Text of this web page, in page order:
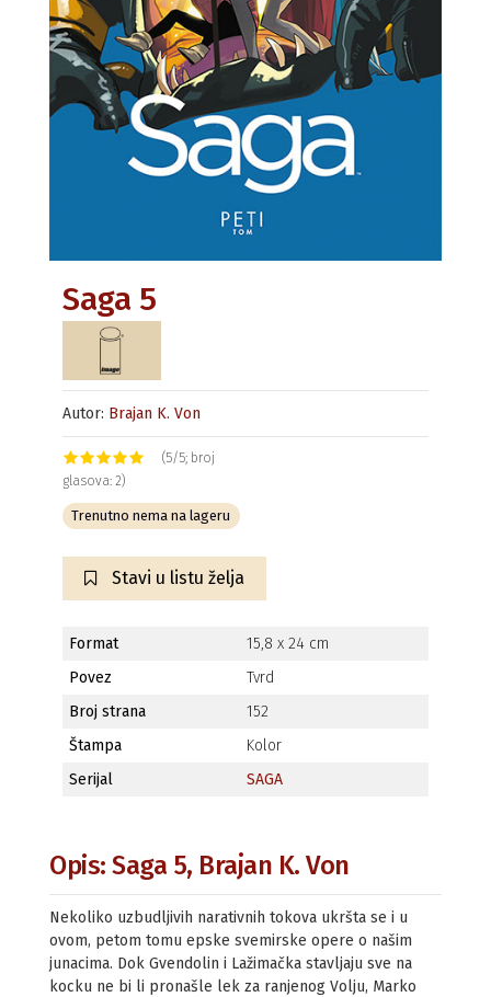
Saga 5
Autor: Brajan K. Von
(5/5; broj
glasova: 2)
Trenutno nema na lageru
Stavi u listu želja
Format
15,8 x 24 cm
Povez
Tvrd
Broj strana
152
Štampa
Kolor
Serijal
SAGA
Opis: Saga 5, Brajan K. Von
Nekoliko uzbudljivih narativnih tokova ukršta se i u
ovom, petom tomu epske svemirske opere o našim
junacima. Dok Gvendolin i Lažimačka stavljaju sve na
kocku ne bi li pronašle lek za ranjenog Volju, Marko